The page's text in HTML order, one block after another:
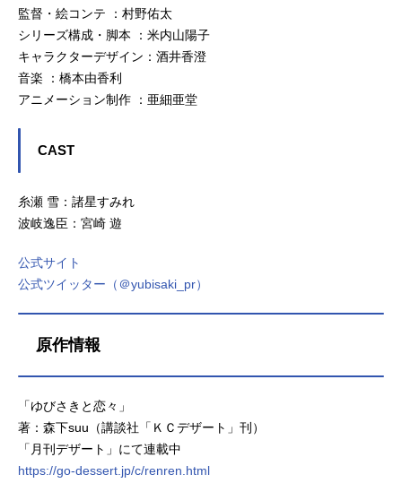
監督・絵コンテ ：村野佑太
シリーズ構成・脚本 ：米内山陽子
キャラクターデザイン：酒井香澄
音楽 ：橋本由香利
アニメーション制作 ：亜細亜堂
CAST
糸瀬 雪：諸星すみれ
波岐逸臣：宮崎 遊
公式サイト
公式ツイッター（＠yubisaki_pr）
原作情報
「ゆびさきと恋々」
著：森下suu（講談社「ＫＣデザート」刊）
「月刊デザート」にて連載中
https://go-dessert.jp/c/renren.html